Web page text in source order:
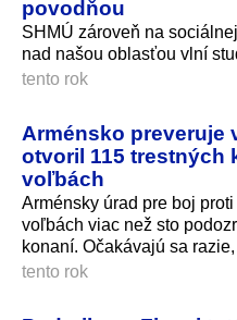
povodňou
SHMÚ zároveň na
nad našou oblasťou vlní
tento rok
Arménsko preveruje
otvoril 115 trestných
voľbách
Arménsky úrad pre boj
voľbách viac než sto
konaní. Očakávajú sa
tento rok